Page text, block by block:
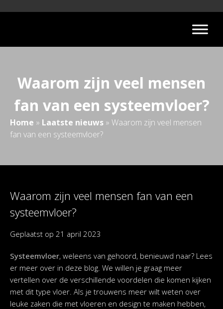
Waarom zijn veel mensen
fan van een systeemvloer?
Home » Laatste nieuws » Waarom zijn veel mensen
fan van een systeemvloer?
Waarom zijn veel mensen fan van een
systeemvloer?
Geplaatst op 21 april 2023
Systeemvloer, weleens van gehoord, benieuwd naar? Lees
er meer over in deze blog. We willen je graag meer
vertellen over de verschillende voordelen die komen kijken
met dit type vloer. Als je trouwens meer wilt weten over
leuke zaken die met vloeren en design te maken hebben,